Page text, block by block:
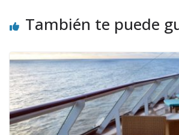
También te puede